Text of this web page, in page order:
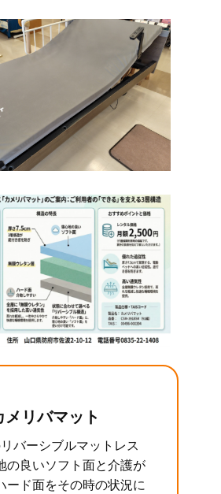
メリバマット
バーシブルマットレス
の良いソフト面と介護が
ード面をその時の状況に